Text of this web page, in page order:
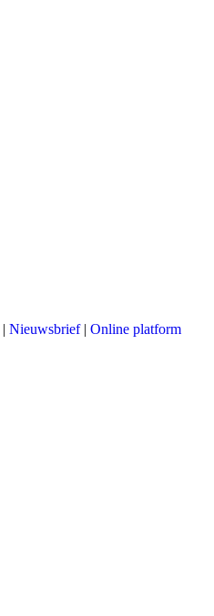
| Nieuwsbrief | Online platform